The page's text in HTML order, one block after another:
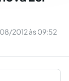
2012 às 09:52